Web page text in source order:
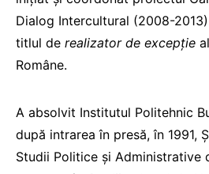
Dialog Intercultural (2008-
titlul de realizator de excepţie
Române.
A absolvit Institutul Politehnic
după intrarea în presă, în 1991,
Studii Politice și Administrative